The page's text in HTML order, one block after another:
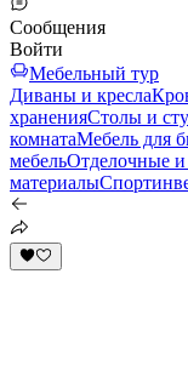
Сообщения
Войти
Мебельный тур
Диваны и кресла
храненияСтолы и
комнатаМебель для
мебельОтделочные и
материалы